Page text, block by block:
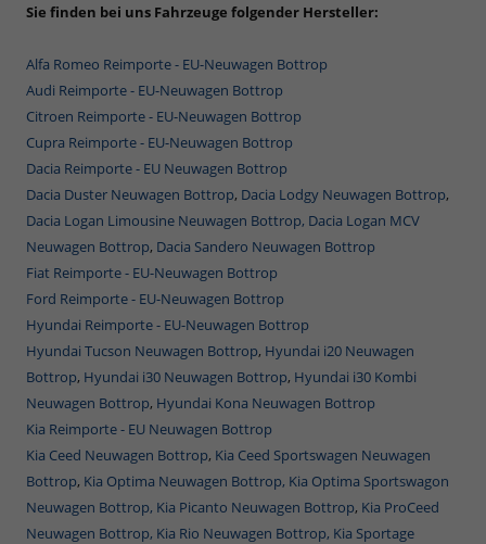
Sie finden bei uns Fahrzeuge folgender Hersteller:
Alfa Romeo Reimporte - EU-Neuwagen Bottrop
Audi Reimporte - EU-Neuwagen Bottrop
Citroen Reimporte - EU-Neuwagen Bottrop
Cupra Reimporte - EU-Neuwagen Bottrop
Dacia Reimporte - EU Neuwagen Bottrop
Dacia Duster Neuwagen Bottrop, Dacia Lodgy Neuwagen Bottrop,
Dacia Logan Limousine Neuwagen Bottrop, Dacia Logan MCV
Neuwagen Bottrop, Dacia Sandero Neuwagen Bottrop
Fiat Reimporte - EU-Neuwagen Bottrop
Ford Reimporte - EU-Neuwagen Bottrop
Hyundai Reimporte - EU-Neuwagen Bottrop
Hyundai Tucson Neuwagen Bottrop, Hyundai i20 Neuwagen
Bottrop, Hyundai i30 Neuwagen Bottrop, Hyundai i30 Kombi
Neuwagen Bottrop, Hyundai Kona Neuwagen Bottrop
Kia Reimporte - EU Neuwagen Bottrop
Kia Ceed Neuwagen Bottrop, Kia Ceed Sportswagen Neuwagen
Bottrop, Kia Optima Neuwagen Bottrop, Kia Optima Sportswagon
Neuwagen Bottrop, Kia Picanto Neuwagen Bottrop, Kia ProCeed
Neuwagen Bottrop, Kia Rio Neuwagen Bottrop, Kia Sportage